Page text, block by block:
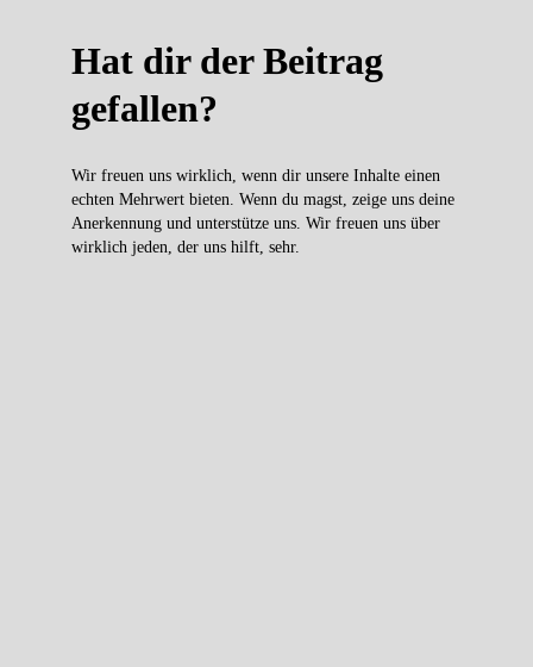
Hat dir der Beitrag
gefallen?
Wir freuen uns wirklich, wenn dir unsere Inhalte einen
echten Mehrwert bieten. Wenn du magst, zeige uns deine
Anerkennung und unterstütze uns. Wir freuen uns über
wirklich jeden, der uns hilft, sehr.